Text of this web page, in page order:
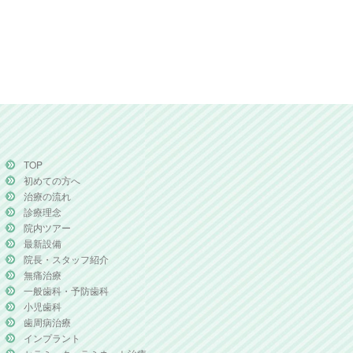
TOP
初めての方へ
治療の流れ
診療理念
院内ツアー
最新設備
院長・スタッフ紹介
無痛治療
一般歯科・予防歯科
小児歯科
歯周病治療
インプラント